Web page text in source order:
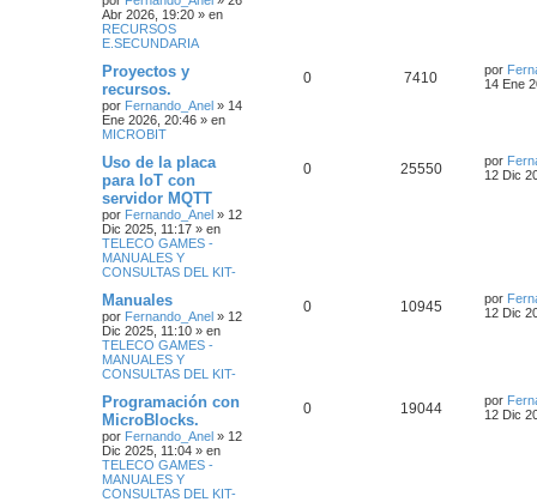
Abr 2026, 19:20 » en
RECURSOS
E.SECUNDARIA
Proyectos y
recursos.
por Fernando_Anel » 14
Ene 2026, 20:46 » en
MICROBIT
0 7410 por
14 Ene
Uso de la placa
para IoT con
servidor MQTT
por Fernando_Anel » 12
Dic 2025, 11:17 » en
TELECO GAMES -
MANUALES Y
CONSULTAS DEL KIT-
0 25550 por
12 Dic
Manuales
por Fernando_Anel » 12
Dic 2025, 11:10 » en
TELECO GAMES -
MANUALES Y
CONSULTAS DEL KIT-
0 10945 por
12 Dic
Programación con
MicroBlocks.
por Fernando_Anel » 12
Dic 2025, 11:04 » en
TELECO GAMES -
MANUALES Y
CONSULTAS DEL KIT-
0 19044 por
12 Dic